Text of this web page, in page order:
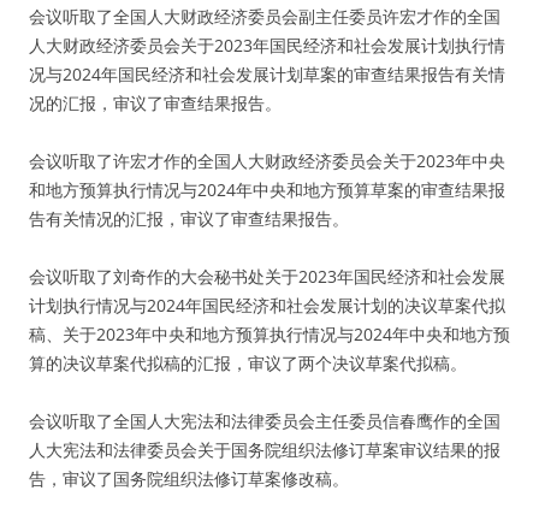
会议听取了全国人大财政经济委员会副主任委员许宏才作的全国
人大财政经济委员会关于2023年国民经济和社会发展计划执行情
况与2024年国民经济和社会发展计划草案的审查结果报告有关情
况的汇报，审议了审查结果报告。
会议听取了许宏才作的全国人大财政经济委员会关于2023年中央
和地方预算执行情况与2024年中央和地方预算草案的审查结果报
告有关情况的汇报，审议了审查结果报告。
会议听取了刘奇作的大会秘书处关于2023年国民经济和社会发展
计划执行情况与2024年国民经济和社会发展计划的决议草案代拟
稿、关于2023年中央和地方预算执行情况与2024年中央和地方预
算的决议草案代拟稿的汇报，审议了两个决议草案代拟稿。
会议听取了全国人大宪法和法律委员会主任委员信春鹰作的全国
人大宪法和法律委员会关于国务院组织法修订草案审议结果的报
告，审议了国务院组织法修订草案修改稿。